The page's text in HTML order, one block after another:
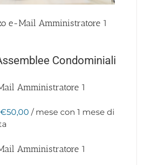
e-Mail Amministratore 1
Condominiali
Amministratore 1
€50,00 / mese con 1 mese di
Amministratore 1